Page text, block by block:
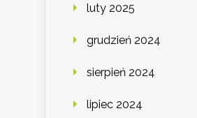
luty 2025
grudzień 2024
sierpień 2024
lipiec 2024